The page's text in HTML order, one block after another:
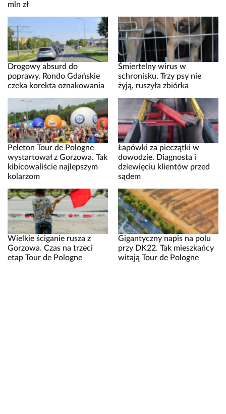
mln zł
Drogowy absurd do
poprawy. Rondo Gdańskie
czeka korekta oznakowania
Śmiertelny wirus w
schronisku. Trzy psy nie
żyją, ruszyła zbiórka
Peleton Tour de Pologne
wystartował z Gorzowa. Tak
kibicowaliście najlepszym
kolarzom
Łapówki za pieczątki w
dowodzie. Diagnosta i
dziewięciu klientów przed
sądem
Wielkie ściganie rusza z
Gorzowa. Czas na trzeci
etap Tour de Pologne
Gigantyczny napis na polu
przy DK22. Tak mieszkańcy
witają Tour de Pologne